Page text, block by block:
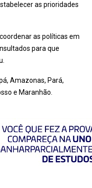
as prioridades
as políticas em
para que
Amazonas, Pará,
e Maranhão.